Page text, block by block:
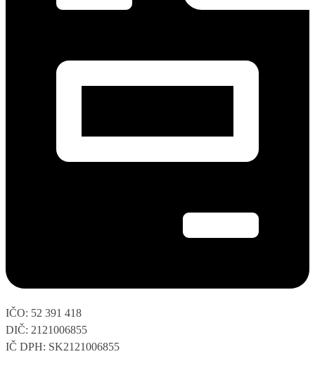
IČO: 52 391 418
DIČ: 2121006855
IČ DPH: SK2121006855